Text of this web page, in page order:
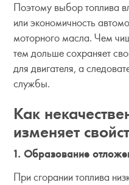
Поэтому выбор топлива
или экономичность
моторного масла. Чем
тем дольше сохраняет
для двигателя, а
службы.
Как
изменяет
1. Образование
При сгорании топлива